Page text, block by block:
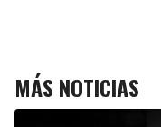
MÁS NOTICIAS